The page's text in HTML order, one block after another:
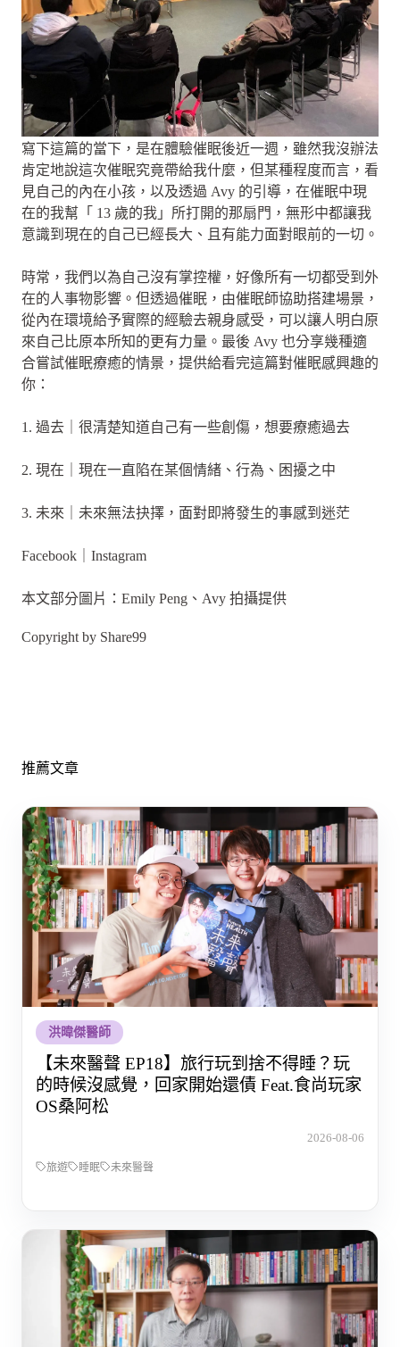
寫下這篇的當下，是在體驗催眠後近一週，雖然我沒辦法
肯定地說這次催眠究竟帶給我什麼，但某種程度而言，看
見自己的內在小孩，以及透過 Avy 的引導，在催眠中現
在的我幫「 13 歲的我」所打開的那扇門，無形中都讓我
意識到現在的自己已經長大、且有能力面對眼前的一切。
時常，我們以為自己沒有掌控權，好像所有一切都受到外
在的人事物影響。但透過催眠，由催眠師協助搭建場景，
從內在環境給予實際的經驗去親身感受，可以讓人明白原
來自己比原本所知的更有力量。最後 Avy 也分享幾種適
合嘗試催眠療癒的情景，提供給看完這篇對催眠感興趣的
你：
1. 過去｜很清楚知道自己有一些創傷，想要療癒過去
2. 現在｜現在一直陷在某個情緒、行為、困擾之中
3. 未來｜未來無法抉擇，面對即將發生的事感到迷茫
Facebook｜Instagram
本文部分圖片：Emily Peng、Avy 拍攝提供
Copyright by Share99
推薦文章
洪暐傑醫師
【未來醫聲 EP18】旅行玩到捨不得睡？玩
的時候沒感覺，回家開始還債 Feat.食尚玩家
OS桑阿松
2026-08-06
旅遊 睡眠 未來醫聲